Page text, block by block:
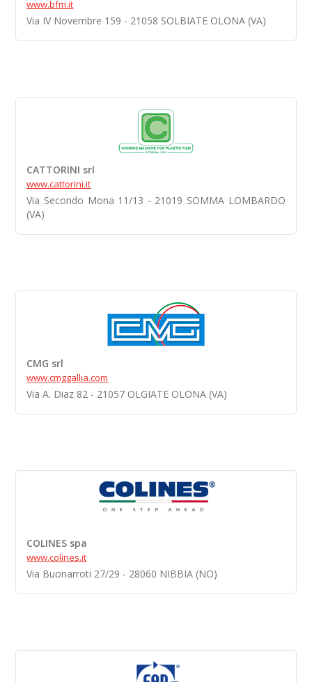
www.bfm.it
Via IV Novembre 159 - 21058 SOLBIATE OLONA (VA)
CATTORINI srl
www.cattorini.it
Via Secondo Mona 11/13 - 21019 SOMMA LOMBARDO
(VA)
CMG srl
www.cmggallia.com
Via A. Diaz 82 - 21057 OLGIATE OLONA (VA)
COLINES spa
www.colines.it
Via Buonarroti 27/29 - 28060 NIBBIA (NO)